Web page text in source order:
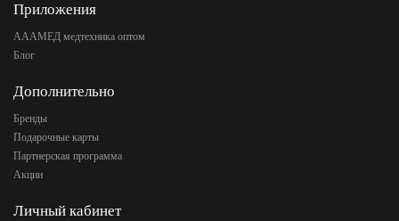
Приложения
АААМЕД медтехника оптом
Блог
Дополнительно
Бренды
Подарочные карты
Партнерская программа
Акции
Личный кабинет